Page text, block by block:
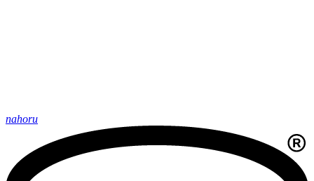
nahoru